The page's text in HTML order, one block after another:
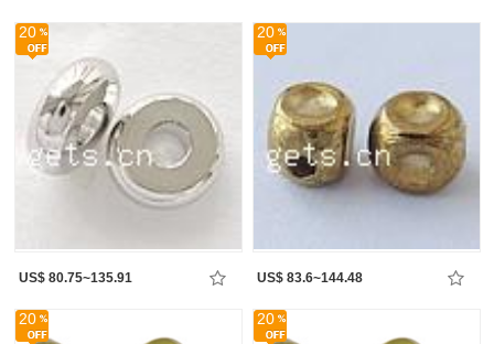
20
US$ 80.75~135.91
20
US$ 83.6~144.48
20 20